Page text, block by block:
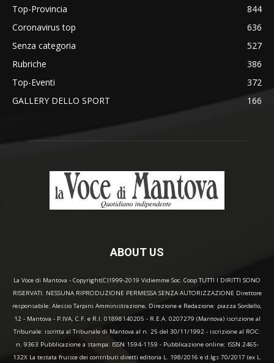
Top-Provincia
844
Coronavirus top
636
Senza categoria
527
Rubriche
386
Top-Eventi
372
GALLERY DELLO SPORT
166
ABOUT US
La Voce di Mantova - Copyright(C)1999-2019 Vidiemme Soc. Coop TUTTI I DIRITTI SONO
RISERVATI. NESSUNA RIPRODUZIONE PERMESSA SENZA AUTORIZZAZIONE Direttore
responsabile: Alessio Tarpini Amministrazione, Direzione e Redazione: piazza Sordello,
12 - Mantova - P.IVA, C.F. e R.I. 01898140205 - R.E.A. 0207279 (Mantova) iscrizione al
Tribunale: iscritta al Tribunale di Mantova al n. 25 del 30/11/1992 - iscrizione al ROC:
n. 9363 Pubblicazione a stampa: ISSN 1594-1159 - Pubblicazione online: ISSN 2465-
132X La testata fruisce dei contributi diretti editoria L. 198/2016 e d.lgs 70/2017 (ex L.